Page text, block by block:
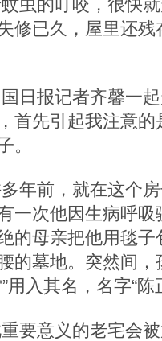
虫的叮咬，很快
修已久，屋里还
日报记者齐馨一
首先引起我注意
。
年前，就在这个
一次他因生病呼
的母亲把他用毯
的墓地。突然间
用入其名，名字“陈
要意义的老宅会